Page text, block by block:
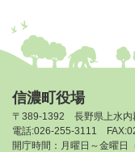
信濃町役場
〒389-1392 長野県上水内
電話:026-255-3111
開庁時間：月曜日～金曜日